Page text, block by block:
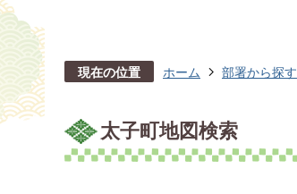
現在の位置 ホーム 部署から探す
太子町地図検索